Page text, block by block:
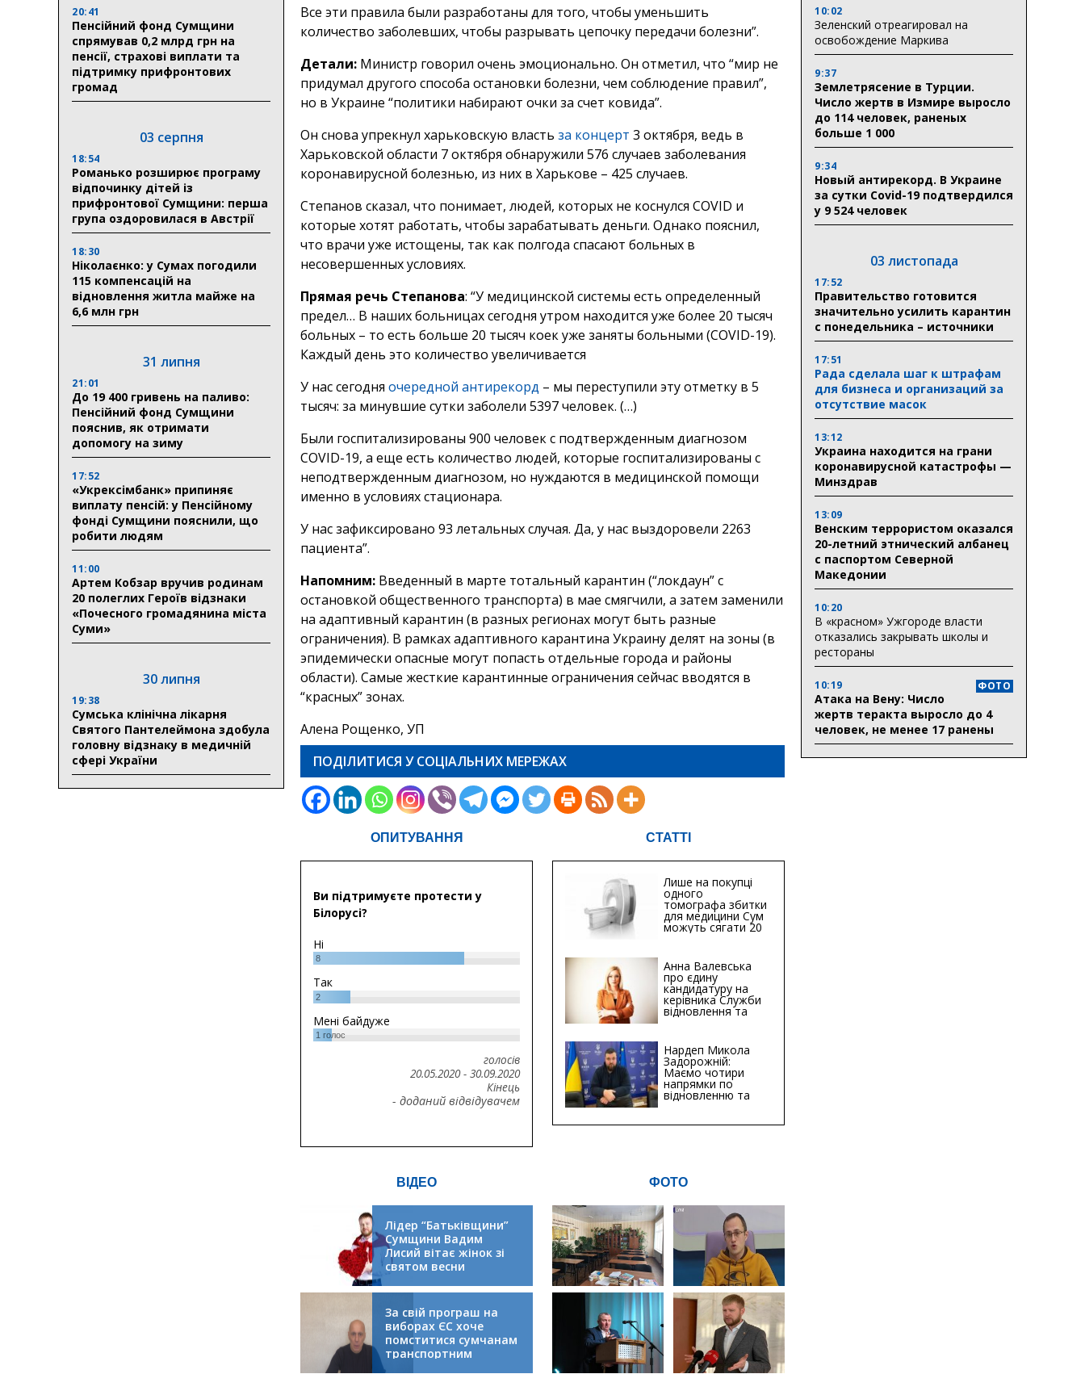
20:41
Пенсійний фонд Сумщини
спрямував 0,2 млрд грн на
пенсії, страхові виплати та
підтримку прифронтових
громад
03 серпня
18:54
Романько розширює програму
відпочинку дітей із
прифронтової Сумщини: перша
група оздоровилася в Австрії
18:30
Ніколаєнко: у Сумах погодили
115 компенсацій на
відновлення житла майже на
6,6 млн грн
31 липня
21:01
До 19 400 гривень на паливо:
Пенсійний фонд Сумщини
пояснив, як отримати
допомогу на зиму
17:52
«Укрексімбанк» припиняє
виплату пенсій: у Пенсійному
фонді Сумщини пояснили, що
робити людям
11:00
Артем Кобзар вручив родинам
20 полеглих Героїв відзнаки
«Почесного громадянина міста
Суми»
30 липня
19:38
Сумська клінічна лікарня
Святого Пантелеймона здобула
головну відзнаку в медичній
сфері України
Все эти правила были разработаны для того, чтобы уменьшить
количество заболевших, чтобы разрывать цепочку передачи болезни”.
Детали: Министр говорил очень эмоционально. Он отметил, что “мир не
придумал другого способа остановки болезни, чем соблюдение правил”,
но в Украине “политики набирают очки за счет ковида”.
Он снова упрекнул харьковскую власть за концерт 3 октября, ведь в
Харьковской области 7 октября обнаружили 576 случаев заболевания
коронавирусной болезнью, из них в Харькове – 425 случаев.
Степанов сказал, что понимает, людей, которых не коснулся COVID и
которые хотят работать, чтобы зарабатывать деньги. Однако пояснил,
что врачи уже истощены, так как полгода спасают больных в
несовершенных условиях.
Прямая речь Степанова: “У медицинской системы есть определенный
предел… В наших больницах сегодня утром находится уже более 20 тысяч
больных – то есть больше 20 тысяч коек уже заняты больными (COVID-19).
Каждый день это количество увеличивается
У нас сегодня очередной антирекорд – мы переступили эту отметку в 5
тысяч: за минувшие сутки заболели 5397 человек. (…)
Были госпитализированы 900 человек с подтвержденным диагнозом
COVID-19, а еще есть количество людей, которые госпитализированы с
неподтвержденным диагнозом, но нуждаются в медицинской помощи
именно в условиях стационара.
У нас зафиксировано 93 летальных случая. Да, у нас выздоровели 2263
пациента”.
Напомним: Введенный в марте тотальный карантин (“локдаун” с
остановкой общественного транспорта) в мае смягчили, а затем заменили
на адаптивный карантин (в разных регионах могут быть разные
ограничения). В рамках адаптивного карантина Украину делят на зоны (в
эпидемически опасные могут попасть отдельные города и районы
области). Самые жесткие карантинные ограничения сейчас вводятся в
“красных” зонах.
Алена Рощенко, УП
ПОДІЛИТИСЯ У СОЦІАЛЬНИХ МЕРЕЖАХ
ОПИТУВАННЯ
Ви підтримуєте протести у
Білорусі?
Ні
8
Так
2
Мені байдуже
1голос
голосів
20.05.2020- 30.09.2020
Кінець
- доданий відвідувачем
СТАТТІ
Лише на покупці
одного
томографа збитки
для медицини Сум
можуть сягати 20
мільйонів гривень
Анна Валевська
про єдину
кандидатуру на
керівника Служби
відновлення та
інфраструктури у
Хіба...
Нардеп Микола
Задорожній:
Маємо чотири
напрямки по
відновленню та
будівництву
інфраструктури
ВІДЕО
Лідер “Батьківщини”
Сумщини Вадим
Лисий вітає жінок зі
святом весни
За свій програш на
виборах ЄС хоче
помститися сумчанам
транспортним
колапсом
ФОТО
10:02
Зеленский отреагировал на
освобождение Маркива
9:37
Землетрясение в Турции.
Число жертв в Измире выросло
до 114 человек, раненых
больше 1 000
9:34
Новый антирекорд. В Украине
за сутки Covid-19 подтвердился
у 9 524 человек
03 листопада
17:52
Правительство готовится
значительно усилить карантин
с понедельника – источники
17:51
Рада сделала шаг к штрафам
для бизнеса и организаций за
отсутствие масок
13:12
Украина находится на грани
коронавирусной катастрофы —
Минздрав
13:09
Венским террористом оказался
20-летний этнический албанец
с паспортом Северной
Македонии
10:20
В «красном» Ужгороде власти
отказались закрывать школы и
рестораны
10:19 ФОТО
Атака на Вену: Число
жертв теракта выросло до 4
человек, не менее 17 ранены